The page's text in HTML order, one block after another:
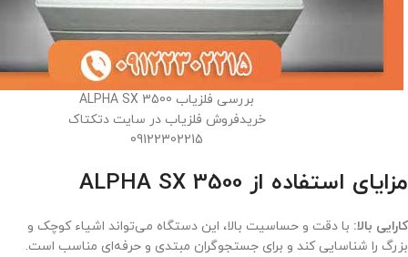
بررسی فلزیاب ALPHA SX 3500
خریدفروش فلزیاب در سایت دتکتاک
09122302215
مزایای استفاده از ALPHA SX 3500
کارایی بالا: با دقت و حساسیت بالا، این دستگاه می‌تواند اشیاء کوچک و
بزرگ را شناسایی کند و برای جستجوگران مبتدی و حرفه‌ای مناسب است.